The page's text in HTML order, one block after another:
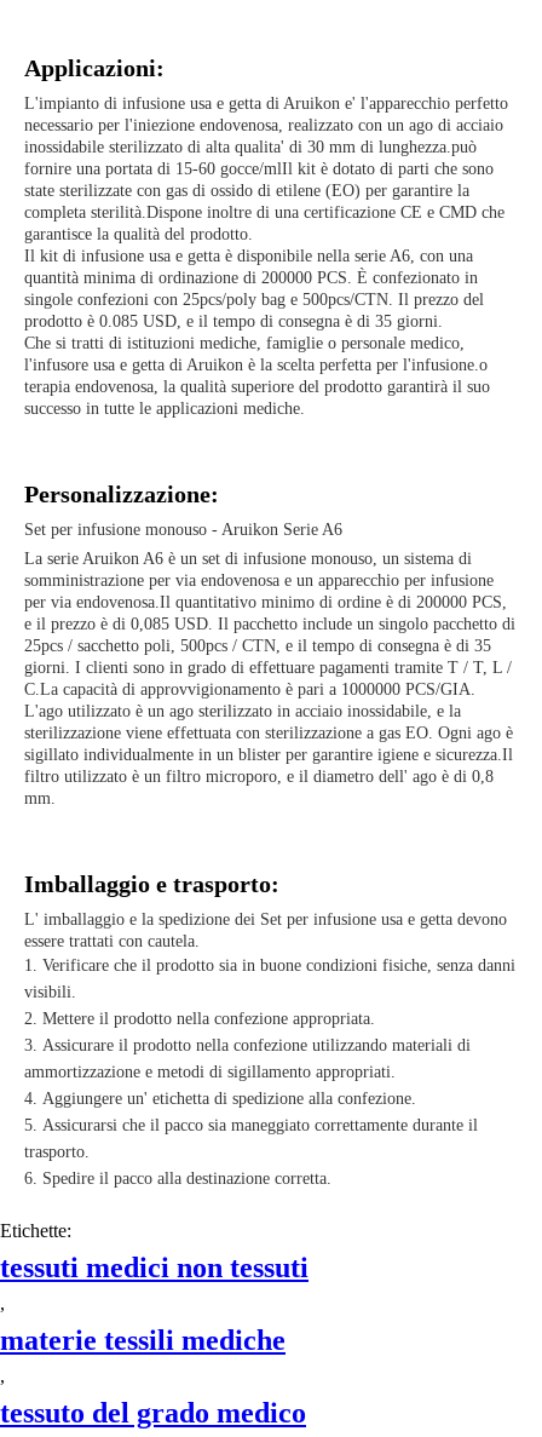
Applicazioni:
L'impianto di infusione usa e getta di Aruikon e' l'apparecchio perfetto
necessario per l'iniezione endovenosa, realizzato con un ago di acciaio
inossidabile sterilizzato di alta qualita' di 30 mm di lunghezza.può
fornire una portata di 15-60 gocce/mlIl kit è dotato di parti che sono
state sterilizzate con gas di ossido di etilene (EO) per garantire la
completa sterilità.Dispone inoltre di una certificazione CE e CMD che
garantisce la qualità del prodotto.
Il kit di infusione usa e getta è disponibile nella serie A6, con una
quantità minima di ordinazione di 200000 PCS. È confezionato in
singole confezioni con 25pcs/poly bag e 500pcs/CTN. Il prezzo del
prodotto è 0.085 USD, e il tempo di consegna è di 35 giorni.
Che si tratti di istituzioni mediche, famiglie o personale medico,
l'infusore usa e getta di Aruikon è la scelta perfetta per l'infusione.o
terapia endovenosa, la qualità superiore del prodotto garantirà il suo
successo in tutte le applicazioni mediche.
Personalizzazione:
Set per infusione monouso - Aruikon Serie A6
La serie Aruikon A6 è un set di infusione monouso, un sistema di
somministrazione per via endovenosa e un apparecchio per infusione
per via endovenosa.Il quantitativo minimo di ordine è di 200000 PCS,
e il prezzo è di 0,085 USD. Il pacchetto include un singolo pacchetto di
25pcs / sacchetto poli, 500pcs / CTN, e il tempo di consegna è di 35
giorni. I clienti sono in grado di effettuare pagamenti tramite T / T, L /
C.La capacità di approvvigionamento è pari a 1000000 PCS/GIA.
L'ago utilizzato è un ago sterilizzato in acciaio inossidabile, e la
sterilizzazione viene effettuata con sterilizzazione a gas EO. Ogni ago è
sigillato individualmente in un blister per garantire igiene e sicurezza.Il
filtro utilizzato è un filtro microporo, e il diametro dell' ago è di 0,8
mm.
Imballaggio e trasporto:
L' imballaggio e la spedizione dei Set per infusione usa e getta devono
essere trattati con cautela.
Verificare che il prodotto sia in buone condizioni fisiche, senza danni
visibili.
Mettere il prodotto nella confezione appropriata.
Assicurare il prodotto nella confezione utilizzando materiali di
ammortizzazione e metodi di sigillamento appropriati.
Aggiungere un' etichetta di spedizione alla confezione.
Assicurarsi che il pacco sia maneggiato correttamente durante il
trasporto.
Spedire il pacco alla destinazione corretta.
Etichette:
tessuti medici non tessuti
,
materie tessili mediche
,
tessuto del grado medico